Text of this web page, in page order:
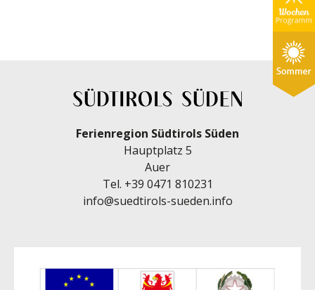
Ferienregion Südtirols Süden
Hauptplatz 5
Auer
Tel. +39 0471 810231
info@suedtirols-sueden.info